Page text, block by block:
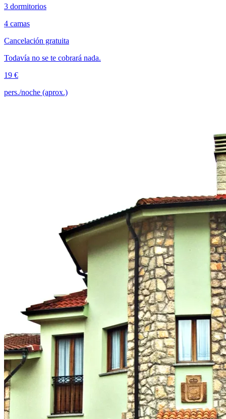
3 dormitorios
4 camas
Cancelación gratuita
Todavía no se te cobrará nada.
19 €
pers./noche (aprox.)